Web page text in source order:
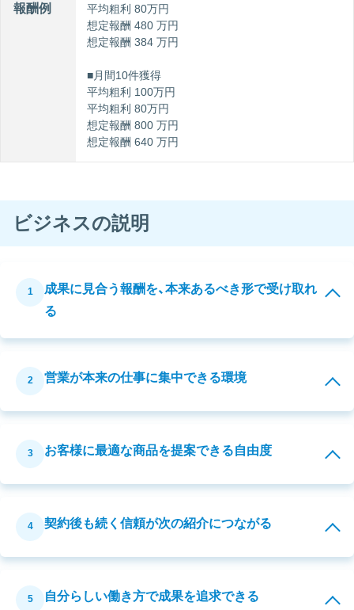
報酬例
平均粗利 80万円
想定報酬 480 万円
想定報酬 384 万円
■月間10件獲得
平均粗利 100万円
平均粗利 80万円
想定報酬 800 万円
想定報酬 640 万円
ビジネスの説明
1
成果に見合う報酬を、本来あるべき形で受け取れ
る
2 営業が本来の仕事に集中できる環境
3 お客様に最適な商品を提案できる自由度
4 契約後も続く信頼が次の紹介につながる
5 自分らしい働き方で成果を追求できる